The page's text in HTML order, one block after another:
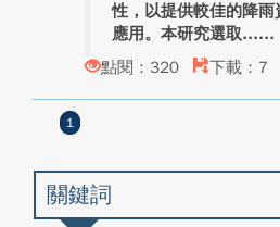
性，以提供較佳的降
應用。本研究選取...
點閱：320
下載：7
1
關鍵詞